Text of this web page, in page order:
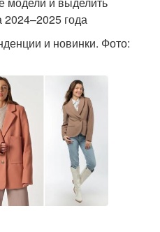
года
и новинки. Фото: